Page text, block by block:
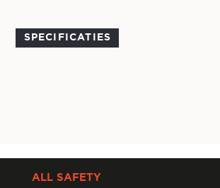
SPECIFICATIES
ALL SAFETY